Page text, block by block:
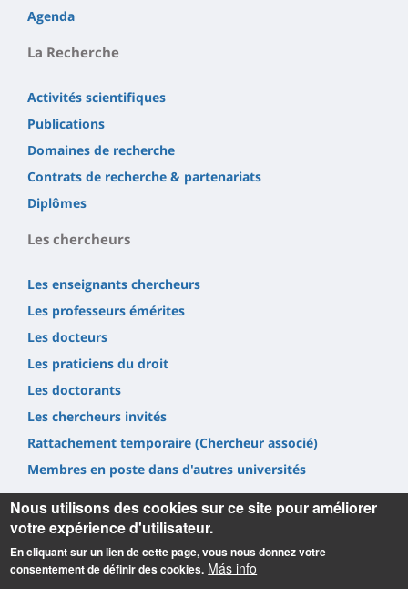
Agenda
La Recherche
Activités scientifiques
Publications
Domaines de recherche
Contrats de recherche & partenariats
Diplômes
Les chercheurs
Les enseignants chercheurs
Les professeurs émérites
Les docteurs
Les praticiens du droit
Les doctorants
Les chercheurs invités
Rattachement temporaire (Chercheur associé)
Membres en poste dans d'autres universités
Nous utilisons des cookies sur ce site pour améliorer
votre expérience d'utilisateur.
En cliquant sur un lien de cette page, vous nous donnez votre
consentement de définir des cookies. Más info